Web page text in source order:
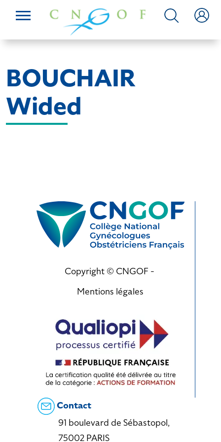
BOUCHAIR
Wided
Copyright © CNGOF -
Mentions légales
Contact
91 boulevard de Sébastopol,
75002 PARIS